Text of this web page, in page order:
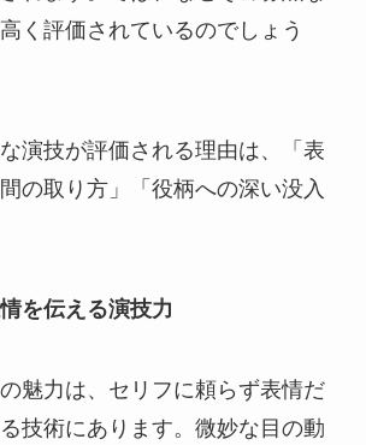
く評価されているのでしょう
演技が評価される理由は、「表
の取り方」「役柄への深い没入
を伝える演技力
魅力は、セリフに頼らず表情だ
技術にあります。微妙な目の動